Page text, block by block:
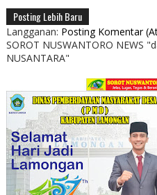
Posting Lebih Baru
Langganan: Posting Komentar
SOROT NUSWANTORO NEWS
NUSANTARA"